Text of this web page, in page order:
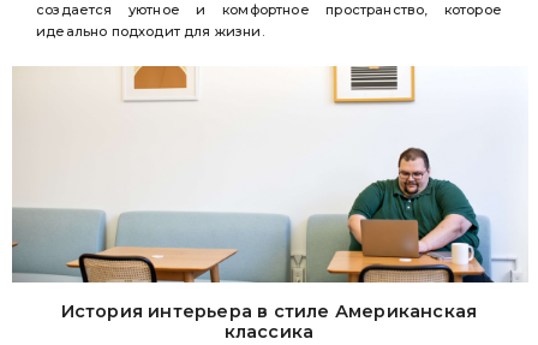
создается уютное и комфортное пространство, которое
идеально подходит для жизни.
История интерьера в стиле Американская
классика